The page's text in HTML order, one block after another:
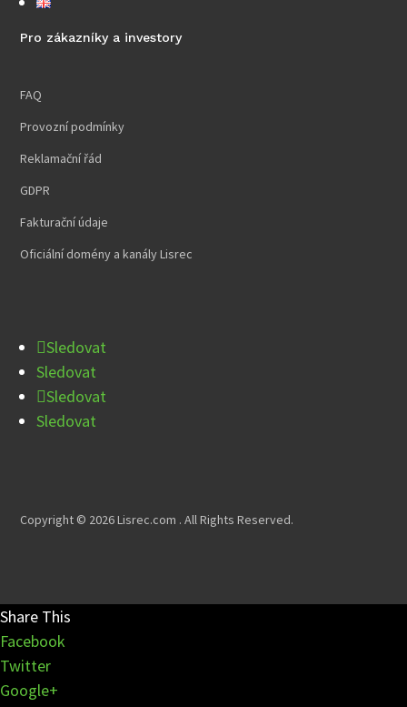
Pro zákazníky a investory
FAQ
Provozní podmínky
Reklamační řád
GDPR
Fakturační údaje
Oficiální domény a kanály Lisrec
Sledovat
Sledovat
Sledovat
Sledovat
Copyright © 2026 Lisrec.com . All Rights Reserved.
Share This
Facebook
Twitter
Google+